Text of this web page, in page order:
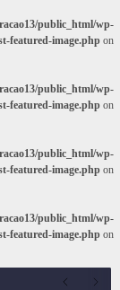
public_html/wp-
featured-image.php on
public_html/wp-
featured-image.php on
public_html/wp-
featured-image.php on
public_html/wp-
featured-image.php on